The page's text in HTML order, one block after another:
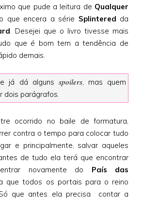
que pude a leitura de Qualquer
que encera a série Splintered da
. Desejei que o livro tivesse mais
que é bom tem a tendência de
demais.
já dá alguns spoilers, mas quem
dois parágrafos.
ocorrido no baile de formatura,
contra o tempo para colocar tudo
e principalmente, salvar aqueles
de tudo ela terá que encontrar
novamente do País das
que todos os portais para o reino
que antes ela precisa contar a